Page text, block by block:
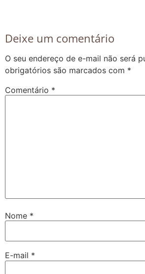
Deixe um comentário
O seu endereço de e-mail não será
obrigatórios são marcados com *
Comentário *
Nome *
E-mail *